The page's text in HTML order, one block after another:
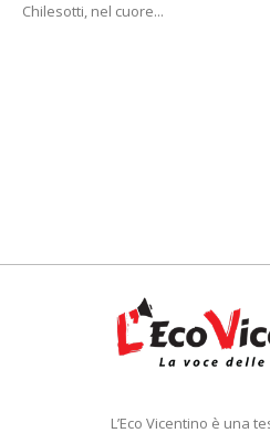
Chilesotti, nel cuore...
L’Eco Vicentino è una